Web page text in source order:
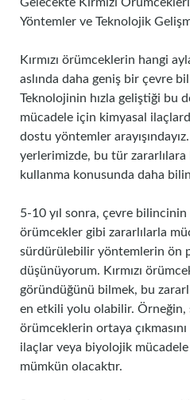
Yöntemler ve Teknolojik
Kırmızı örümceklerin hangi
aslında daha geniş bir çevre
Teknolojinin hızla geliştiği bu
mücadele için kimyasal
dostu yöntemler
yerlerimizde, bu tür zararlılara
kullanma konusunda daha
5-10 yıl sonra, çevre bilincinin
örümcekler gibi zararlılarla
sürdürülebilir yöntemlerin ön
düşünüyorum. Kırmızı
göründüğünü bilmek, bu
en etkili yolu olabilir. Örneğin,
örümceklerin ortaya
ilaçlar veya biyolojik
mümkün olacaktır.